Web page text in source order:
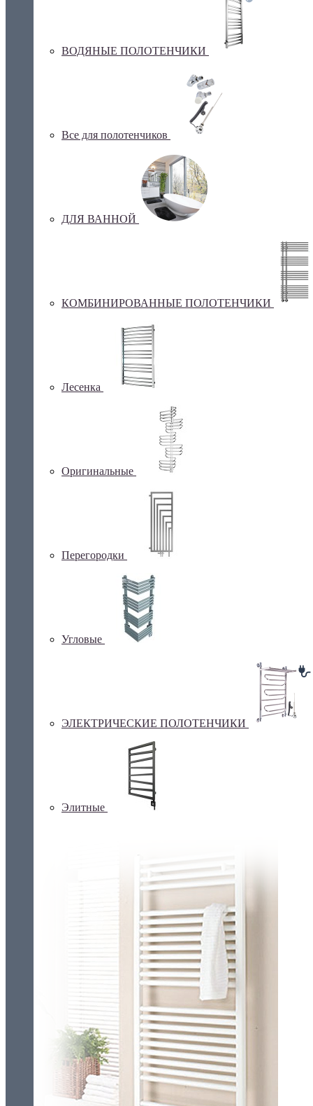
ВОДЯНЫЕ ПОЛОТЕНЧИКИ
Все для полотенчиков
ДЛЯ ВАННОЙ
КОМБИНИРОВАННЫЕ ПОЛОТЕНЧИКИ
Лесенка
Оригинальные
Перегородки
Угловые
ЭЛЕКТРИЧЕСКИЕ ПОЛОТЕНЧИКИ
Элитные